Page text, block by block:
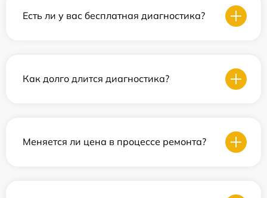
Есть ли у вас бесплатная диагностика?
Как долго длится диагностика?
Меняется ли цена в процессе ремонта?